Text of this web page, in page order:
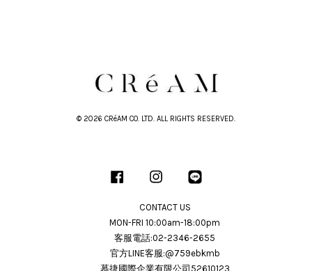
© 2026 CRéAM CO. LTD. ALL RIGHTS RESERVED.
Facebook Instagram
CONTACT US
MON-FRI 10:00am-18:00pm
客服電話:02-2346-2655
官方LINE客服:@759ebkmb
慕捷國際企業有限公司52610123